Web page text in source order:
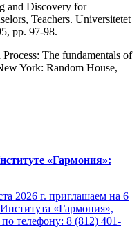
and Discovery for
Teachers. Universitetet
pp. 97-98.
The fundamentals of
York: Random House,
«Гармония»:
2026 г. приглашаем на 6
«Гармония»,
по телефону: 8 (812) 401-